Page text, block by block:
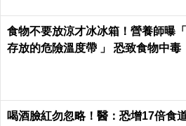
食物不要放涼才冰冰箱！營養師曝
存放的危險溫度帶 」 恐致食物中毒
喝酒臉紅勿忽略！醫：恐增17倍食